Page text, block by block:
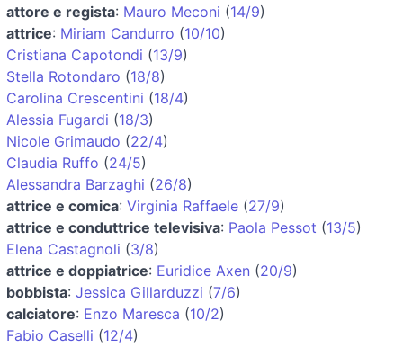
attore e regista: Mauro Meconi (14/9)
attrice: Miriam Candurro (10/10)
Cristiana Capotondi (13/9)
Stella Rotondaro (18/8)
Carolina Crescentini (18/4)
Alessia Fugardi (18/3)
Nicole Grimaudo (22/4)
Claudia Ruffo (24/5)
Alessandra Barzaghi (26/8)
attrice e comica: Virginia Raffaele (27/9)
attrice e conduttrice televisiva: Paola Pessot (13/5)
Elena Castagnoli (3/8)
attrice e doppiatrice: Euridice Axen (20/9)
bobbista: Jessica Gillarduzzi (7/6)
calciatore: Enzo Maresca (10/2)
Fabio Caselli (12/4)